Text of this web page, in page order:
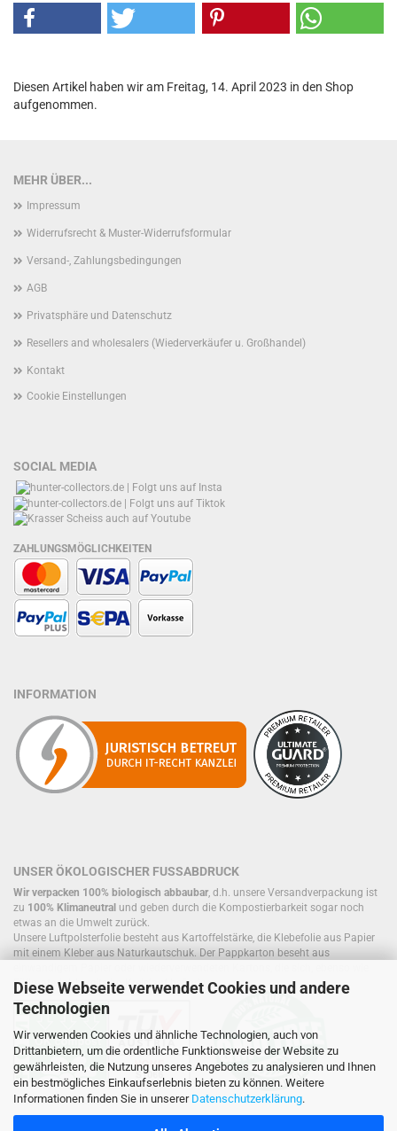
Diese Webseite verwendet Cookies und andere
Technologien
Wir verwenden Cookies und ähnliche Technologien, auch von
Drittanbietern, um die ordentliche Funktionsweise der Website zu
gewährleisten, die Nutzung unseres Angebotes zu analysieren und Ihnen
ein bestmögliches Einkaufserlebnis bieten zu können. Weitere
Informationen finden Sie in unserer Datenschutzerklärung.
Diesen Artikel haben wir am Freitag, 14. April 2023 in den Shop
aufgenommen.
MEHR ÜBER...
Impressum
Widerrufsrecht & Muster-Widerrufsformular
Versand-, Zahlungsbedingungen
AGB
Privatsphäre und Datenschutz
Resellers and wholesalers (Wiederverkäufer u. Großhandel)
Kontakt
Cookie Einstellungen
SOCIAL MEDIA
ZAHLUNGSMÖGLICHKEITEN
INFORMATION
UNSER ÖKOLOGISCHER FUSSABDRUCK
Wir verpacken 100% biologisch abbaubar, d.h. unsere Versandverpackung ist
zu 100% Klimaneutral und geben durch die Kompostierbarkeit sogar noch
etwas an die Umwelt zurück.
Unsere Luftpolsterfolie besteht aus Kartoffelstärke, die Klebefolie aus Papier
mit einem Kleber aus Naturkautschuk. Der Pappkarton beseht aus
Füllmaterial, bereits im Kreislauf befinden.